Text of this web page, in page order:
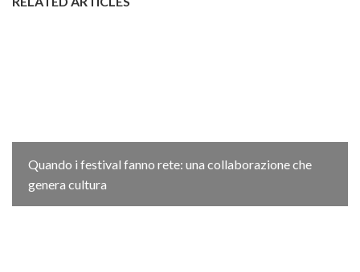
Quando i festival fanno rete: una collaborazione che
genera cultura